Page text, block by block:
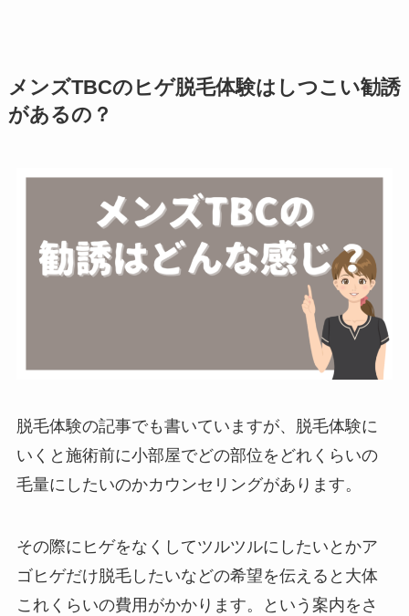
メンズTBCのヒゲ脱毛体験はしつこい勧誘
があるの？
脱毛体験の記事でも書いていますが、脱毛体験に
いくと施術前に小部屋でどの部位をどれくらいの
毛量にしたいのかカウンセリングがあります。
その際にヒゲをなくしてツルツルにしたいとかア
ゴヒゲだけ脱毛したいなどの希望を伝えると大体
これくらいの費用がかかります。という案内をさ